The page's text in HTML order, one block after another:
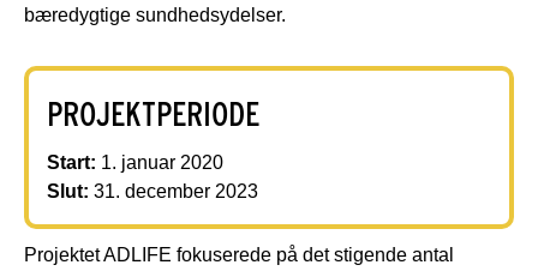
bæredygtige sundhedsydelser.
PROJEKTPERIODE
Start: 1. januar 2020
Slut: 31. december 2023
Projektet ADLIFE fokuserede på det stigende antal